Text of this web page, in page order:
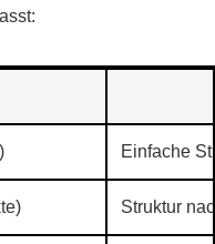
Einfache
Struktur